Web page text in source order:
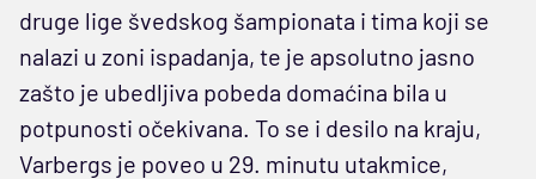
druge lige švedskog šampionata i tima koji se
nalazi u zoni ispadanja, te je apsolutno jasno
zašto je ubedljiva pobeda domaćina bila u
potpunosti očekivana. To se i desilo na kraju,
Varbergs je poveo u 29. minutu utakmice,